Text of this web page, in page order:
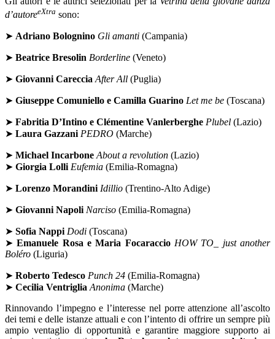
d’autoreeXtra sono:
➤ Adriano Bolognino Gli amanti (Campania)
➤ Beatrice Bresolin Borderline (Veneto)
➤ Giovanni Careccia After All (Puglia)
➤ Giuseppe Comuniello e Camilla Guarino Let me be (Toscana)
➤ Fabritia D’Intino e Clémentine Vanlerberghe Plubel (Lazio)
➤ Laura Gazzani PEDRO (Marche)
➤ Michael Incarbone About a revolution (Lazio)
➤ Giorgia Lolli Eufemia (Emilia-Romagna)
➤ Lorenzo Morandini Idillio (Trentino-Alto Adige)
➤ Giovanni Napoli Narciso (Emilia-Romagna)
➤ Sofia Nappi Dodi (Toscana)
➤Emanuele Rosa e Maria Focaraccio HOW TO_ just another
Boléro (Liguria)
➤ Roberto Tedesco Punch 24 (Emilia-Romagna)
➤ Cecilia Ventriglia Anonima (Marche)
Rinnovando l’impegno e l’interesse nel porre attenzione all’ascolto
dei temi e delle istanze attuali e con l’intento di offrire un sempre più
ampio ventaglio di opportunità e garantire maggiore supporto ai